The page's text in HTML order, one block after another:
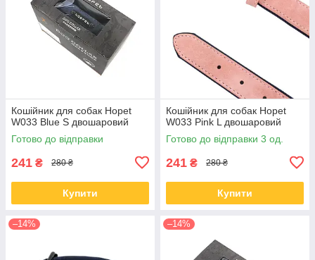
Кошійник для собак Hopet
W033 Blue S двошаровий
Готово до відправки
241 ₴ 280 ₴
Купити
Кошійник для собак Hopet
W033 Pink L двошаровий
Готово до відправки 3 од.
241 ₴ 280 ₴
Купити
–14% –14%